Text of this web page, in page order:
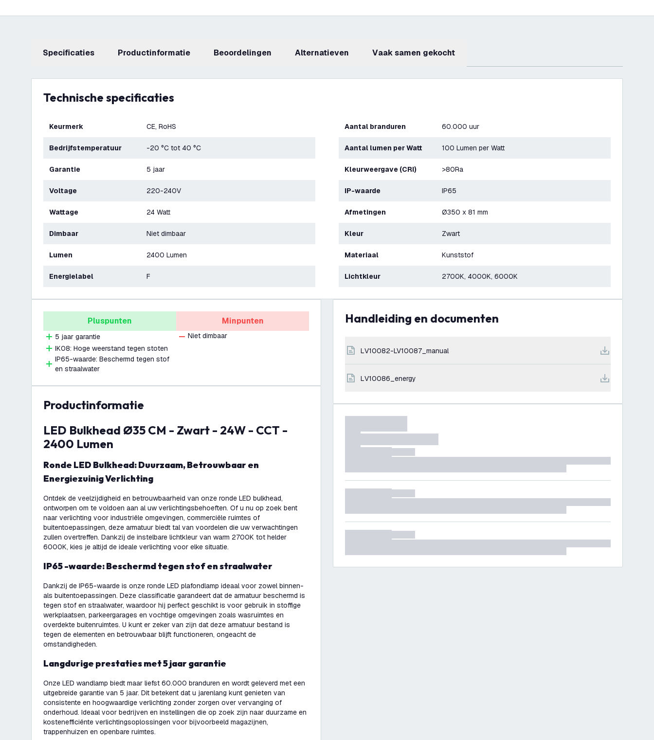
Specificaties productinformatie beoordelingen Alternatieven Vaak samen gekocht
Technische specificaties
Keurmerk CE, RoHS
Bedrijfstemperatuur -20 °C tot 40 °C
Garantie 5 jaar
Voltage 220-240V
Wattage 24 Watt
Dimbaar Niet dimbaar
Lumen 2400 Lumen
Energielabel F
Aantal branduren 60.000 uur
Aantal lumen per Watt 100 Lumen per Watt
Kleurweergave (CRI) >80Ra
IP-waarde IP65
Afmetingen Ø350 x 81 mm
Kleur Zwart
Materiaal Kunststof
Lichtkleur 2700K, 4000K, 6000K
Pluspunten
5 jaar garantie
IK08: Hoge weerstand tegen stoten
IP65-waarde: Beschermd tegen stof
en straalwater
Minpunten
Niet dimbaar
productinformatie
LED Bulkhead Ø35 CM - Zwart - 24W - CCT -
2400 Lumen
Ronde LED Bulkhead: Duurzaam, Betrouwbaar en
Energiezuinig Verlichting
Ontdek de veelzijdigheid en betrouwbaarheid van onze ronde LED bulkhead,
ontworpen om te voldoen aan al uw verlichtingsbehoeften. Of u nu op zoek bent
naar verlichting voor industriële omgevingen, commerciële ruimtes of
buitentoepassingen, deze armatuur biedt tal van voordelen die uw verwachtingen
zullen overtreffen. Dankzij de instelbare lichtkleur van warm 2700K tot helder
6000K, kies je altijd de ideale verlichting voor elke situatie.
IP65 -waarde: Beschermd tegen stof en straalwater
Dankzij de IP65-waarde is onze ronde LED plafondlamp ideaal voor zowel binnen-
als buitentoepassingen. Deze classificatie garandeert dat de armatuur beschermd is
tegen stof en straalwater, waardoor hij perfect geschikt is voor gebruik in stoffige
werkplaatsen, parkeergarages en vochtige omgevingen zoals wasruimtes en
overdekte buitenruimtes. U kunt er zeker van zijn dat deze armatuur bestand is
tegen de elementen en betrouwbaar blijft functioneren, ongeacht de
omstandigheden.
Langdurige prestaties met 5 jaar garantie
Onze LED wandlamp biedt maar liefst 60.000 branduren en wordt geleverd met een
uitgebreide garantie van 5 jaar. Dit betekent dat u jarenlang kunt genieten van
consistente en hoogwaardige verlichting zonder zorgen over vervanging of
onderhoud. Ideaal voor bedrijven en instellingen die op zoek zijn naar duurzame en
kostenefficiënte verlichtingsoplossingen voor bijvoorbeeld magazijnen,
trappenhuizen en openbare ruimtes.
Handleiding en documenten
LV10082-LV10087_manual
LV10086_energy